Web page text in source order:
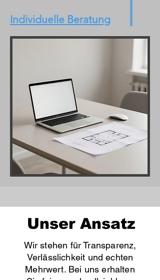
Individuelle Beratung
Unser Ansatz
Wir stehen für Transparenz,
Verlässlichkeit und echten
Mehrwert. Bei uns erhalten